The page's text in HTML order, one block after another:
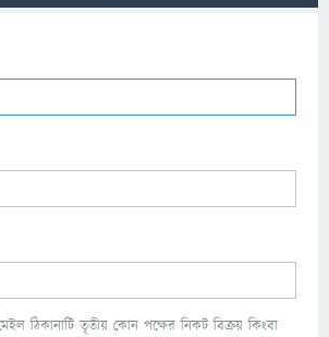
ঠিকানাটি তৃতীয় কোন পক্ষের নিকট বিক্রয় কিংবা